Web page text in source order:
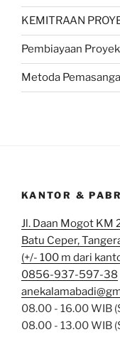
KEMITRAAN
Pembiayaan Proyek
Metoda
KANTOR &
Jl. Daan Mogot KM
Batu Ceper,
(+/- 100 m dari
0856-937-597-38
08.00 - 16.00 WIB
08.00 - 13.00 WIB